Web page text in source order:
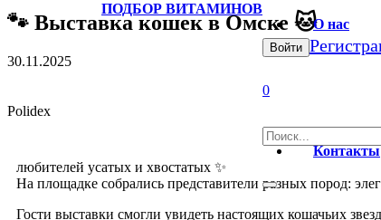
О нас
Контакты
ПОДБОР ВИТАМИНОВ
Войти
0
🐾 Выставка кошек в Омске 🐱
30.11.2025
Polidex
любителей усатых и хвостатых ✨
На площадке собрались представители разных пород:
Гости выставки смогли увидеть настоящих кошачьих